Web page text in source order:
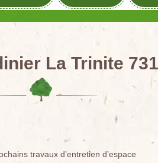
La Trinite
travaux d’entretien d’espace